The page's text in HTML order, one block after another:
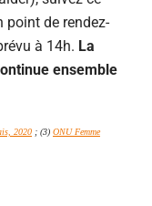
point de rendez-
à 14h. La
ensemble
2020 ; (3) ONU Femme